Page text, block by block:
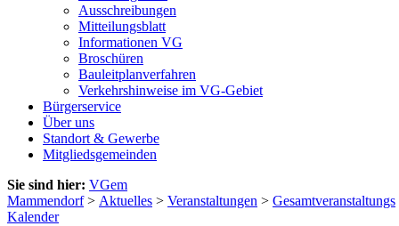
Ausschreibungen
Mitteilungsblatt
Informationen VG
Broschüren
Bauleitplanverfahren
Verkehrshinweise im VG-Gebiet
Bürgerservice
Über uns
Standort & Gewerbe
Mitgliedsgemeinden
Sie sind hier: VGem
Mammendorf> Aktuelles > Veranstaltungen > Gesamtveranstaltungs
Kalender